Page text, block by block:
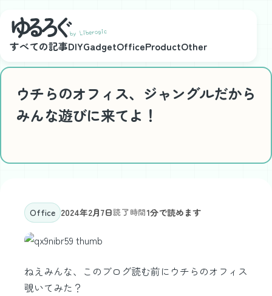
すべての記事DIYGadgetOfficeProductOther
ウチらのオフィス、ジャングルだから
みんな遊びに来てよ！
Office 2024年2月7日読了時間1分で読めます
ねえみんな、このブログ読む前にウチらのオフィス
覗いてみた？